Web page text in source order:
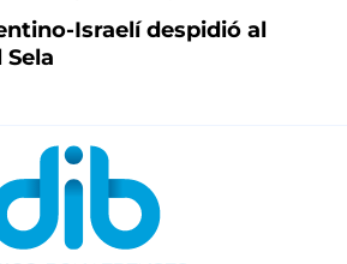
Israelí despidió al